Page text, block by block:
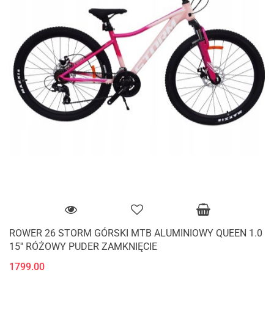
ROWER 26 STORM GÓRSKI MTB ALUMINIOWY QUEEN 1.0
15'' RÓŻOWY PUDER ZAMKNIĘCIE
1799.00